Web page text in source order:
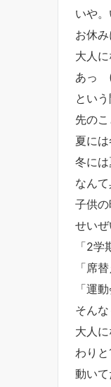
いや。
お休
大人
あっ
とい
先の
夏には
冬には
なんて
子供
せい
「2学
「席
「運
そんな
大人
わり
動い